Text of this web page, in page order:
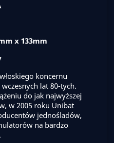
x 133mm
koncernu
lat 80-tych.
do jak najwyższej
w 2005 roku Unibat
jednośladów,
na bardzo